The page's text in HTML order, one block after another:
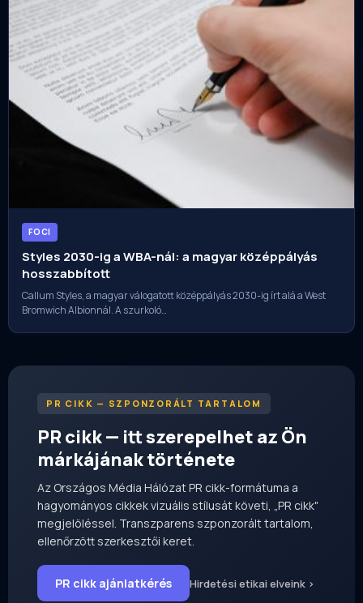
FOCI
Styles 2030-ig a WBA-nál: a magyar középpályás
hosszabbított
Callum Styles, a magyar válogatott középpályás 2030-ig írt alá a West
Bromwich Albionnál. A szurkoló…
PR CIKK — SZPONZORÁLT TARTALOM
PR cikk — itt szerepelhet az Ön
márkájának története
Az Országos Média Hálózat PR cikk-formátuma a
hagyományos cikkek vizuális stílusát követi, „PR cikk"
megjelöléssel. Transzparens szponzorált tartalom,
ellenőrzött szerkesztői keret.
PR cikk ajánlatkérés Hirdetési etikai elveink ›